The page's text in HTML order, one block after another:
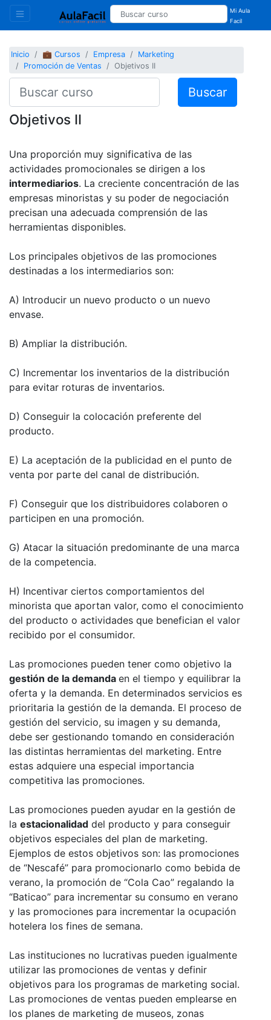
Mi Aula
Facil
Inicio 💼 Cursos Empresa
Marketing
Promoción de Ventas
Objetivos II
Buscar
Objetivos II
Una proporción muy significativa de las
actividades promocionales se dirigen a los
intermediarios. La creciente concentración de las
empresas minoristas y su poder de negociación
precisan una adecuada comprensión de las
herramientas disponibles.
Los principales objetivos de las promociones
destinadas a los intermediarios son:
A) Introducir un nuevo producto o un nuevo
envase.
B) Ampliar la distribución.
C) Incrementar los inventarios de la distribución
para evitar roturas de inventarios.
D) Conseguir la colocación preferente del
producto.
E) La aceptación de la publicidad en el punto de
venta por parte del canal de distribución.
F) Conseguir que los distribuidores colaboren o
participen en una promoción.
G) Atacar la situación predominante de una marca
de la competencia.
H) Incentivar ciertos comportamientos del
minorista que aportan valor, como el conocimiento
del producto o actividades que benefician el valor
recibido por el consumidor.
Las promociones pueden tener como objetivo la
gestión de la demanda en el tiempo y equilibrar la
oferta y la demanda. En determinados servicios es
prioritaria la gestión de la demanda. El proceso de
gestión del servicio, su imagen y su demanda,
debe ser gestionando tomando en consideración
las distintas herramientas del marketing. Entre
estas adquiere una especial importancia
competitiva las promociones.
Las promociones pueden ayudar en la gestión de
la estacionalidad del producto y para conseguir
objetivos especiales del plan de marketing.
Ejemplos de estos objetivos son: las promociones
de “Nescafé” para promocionarlo como bebida de
verano, la promoción de “Cola Cao” regalando la
“Baticao” para incrementar su consumo en verano
y las promociones para incrementar la ocupación
hotelera los fines de semana.
Las instituciones no lucrativas pueden igualmente
utilizar las promociones de ventas y definir
objetivos para los programas de marketing social.
Las promociones de ventas pueden emplearse en
los planes de marketing de museos, zonas